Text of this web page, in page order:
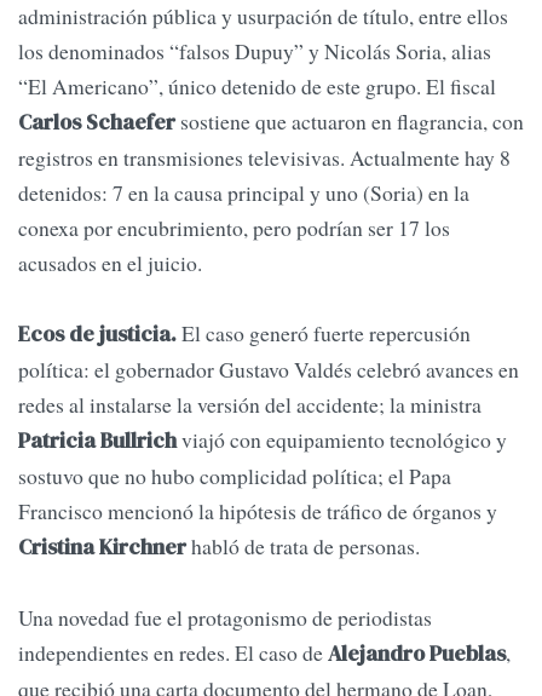
administración pública y usurpación de título, entre ellos
los denominados “falsos Dupuy” y Nicolás Soria, alias
“El Americano”, único detenido de este grupo. El fiscal
Carlos Schaefer sostiene que actuaron en flagrancia, con
registros en transmisiones televisivas. Actualmente hay 8
detenidos: 7 en la causa principal y uno (Soria) en la
conexa por encubrimiento, pero podrían ser 17 los
acusados en el juicio.
Ecos de justicia.El caso generó fuerte repercusión
política: el gobernador Gustavo Valdés celebró avances en
redes al instalarse la versión del accidente; la ministra
Patricia Bullrichviajó con equipamiento tecnológico y
sostuvo que no hubo complicidad política; el Papa
Francisco mencionó la hipótesis de tráfico de órganos y
Cristina Kirchnerhabló de trata de personas.
Una novedad fue el protagonismo de periodistas
independientes en redes. El caso deAlejandro Pueblas,
que recibió una carta documento del hermano de Loan,